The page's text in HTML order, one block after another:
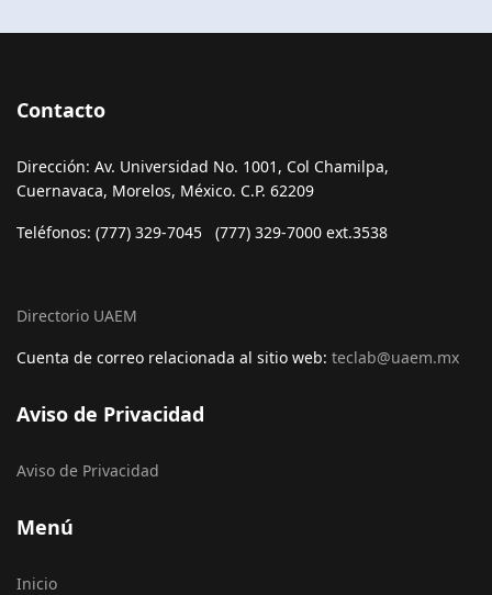
Contacto
Dirección: Av. Universidad No. 1001, Col Chamilpa,
Cuernavaca, Morelos, México. C.P. 62209
Teléfonos: (777) 329-7045 (777) 329-7000 ext.3538
Directorio UAEM
Cuenta de correo relacionada al sitio web: teclab@uaem.mx
Aviso de Privacidad
Aviso de Privacidad
Menú
Inicio